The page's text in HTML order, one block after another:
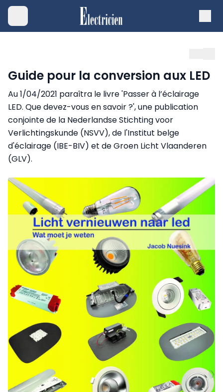
Guide pour la conversion aux LED
Au 1/04/2021 paraîtra le livre 'Passer à l’éclairage
LED. Que devez-vous en savoir ?', une publication
conjointe de la Nederlandse Stichting voor
Verlichtingskunde (NSVV), de l'Institut belge
d'éclairage (IBE-BIV) et de Groen Licht Vlaanderen
(GLV).